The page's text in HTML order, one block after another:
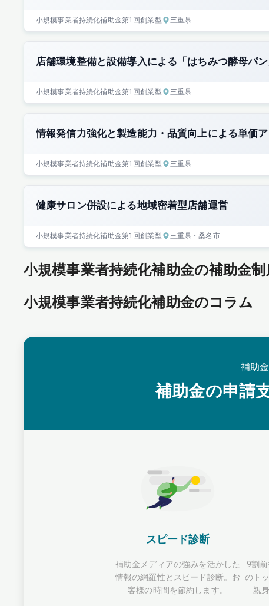
小規模事業者持続化補助金第1回創業型 三重県
店舗環境整備と設備導入による「はちみつ酵母パ
小規模事業者持続化補助金第1回創業型 三重県
情報発信力強化と製造能力・品質向上による単価
小規模事業者持続化補助金第1回創業型 三重県
健康サロン併設による地域密着型店舗運営
小規模事業者持続化補助金第1回創業型 三重県 ・桑名市
小規模事業者持続化補助金の補助金制
小規模事業者持続化補助金のコラム
補助
補助金の申請
スピード診断
補助金メディアの強みを活かした
情報の網羅性とスピード診断。お
客様の時間を節約します。
9割
のト
親